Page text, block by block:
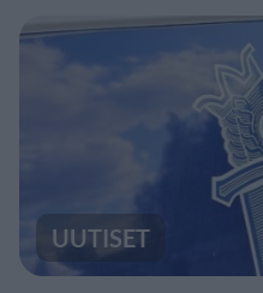
UUTISET